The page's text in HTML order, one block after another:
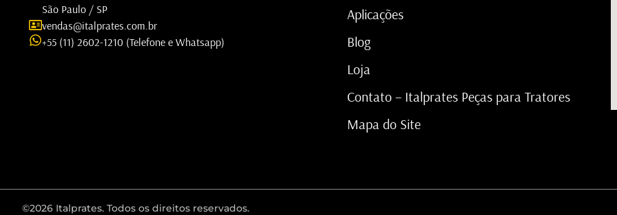
São Paulo / SP
vendas@italprates.com.br
+55 (11) 2602-1210 (Telefone e Whatsapp)
Aplicações
Blog
Loja
Contato – Italprates Peças para Tratores
Mapa do Site
©2026 Italprates. Todos os direitos reservados.